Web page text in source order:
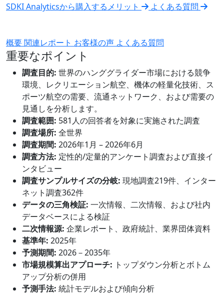
SDKI Analyticsから購入するメリット よくある質問
概要関連レポート お客様の声 よくある質問
重要なポイント
調査目的: 世界のハンググライダー市場における競争
環境、レクリエーション航空、機体の軽量化技術、ス
ポーツ航空の需要、流通ネットワーク、および需要の
見通しを分析します。
調査範囲: 581人の回答者を対象に実施された調査
調査場所: 全世界
調査期間: 2026年1月 – 2026年6月
調査方法: 定性的/定量的アンケート調査および直接イ
ンタビュー
調査サンプルサイズの分岐: 現地調査219件、インター
ネット調査362件
データの三角検証: 一次情報、二次情報、および社内
データベースによる検証
二次情報源: 企業レポート、政府統計、業界団体資料
基準年: 2025年
予測期間: 2026－2035年
市場規模算出アプローチ: トップダウン分析とボトム
アップ分析の併用
予測手法: 統計モデルおよび傾向分析